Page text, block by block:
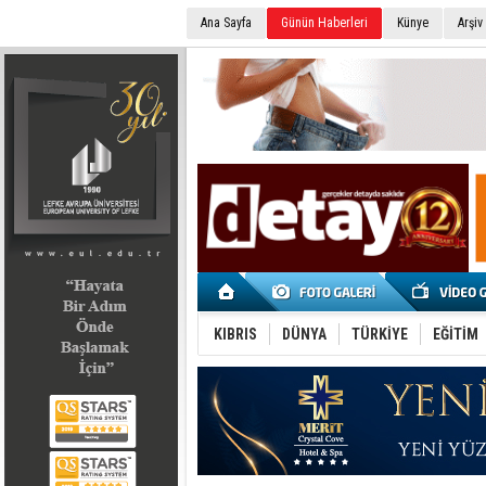
Ana Sayfa Günün Haberleri Künye Arşiv
KIBRIS DÜNYA TÜRKİYE EĞİTİM